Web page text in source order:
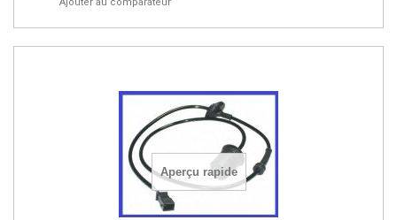
Ajouter au comparateur
Aperçu rapide